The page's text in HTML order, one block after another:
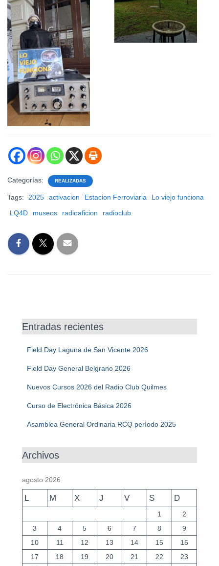
Categorías: REALIZADAS
Tags: 2025 activacion Estacion Ferroviaria
Lo viejo funciona
LQ4D
museos radioaficion radioclub
Entradas recientes
Field Day Laguna de San Vicente 2026
Field Day General Belgrano 2026
Nuevos Cursos 2026 del Radio Club Quilmes
Curso de Electrónica Básica 2026
Asamblea General Ordinaria RCQ período 2025
Archivos
agosto 2026
L M X J V S D
1
2
3
4 5 6 7 8
9
10
11 12 13 14 15
16
17
18 19 20 21 22
23